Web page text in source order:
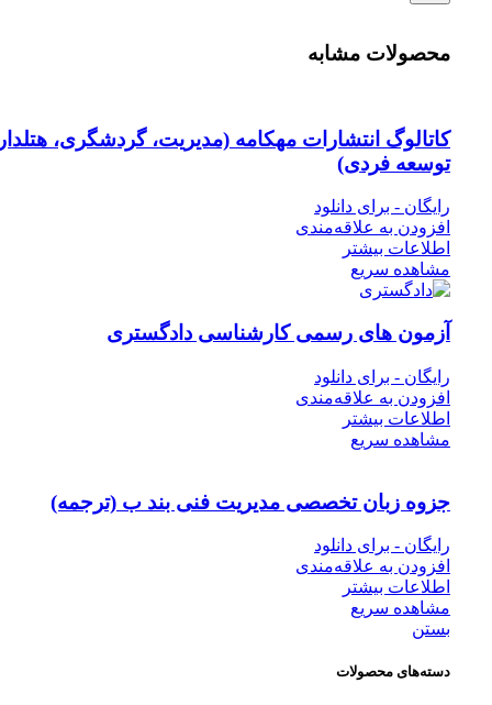
محصولات مشابه
کاتالوگ انتشارات مهکامه (مدیریت، گردشگری،
توسعه فردی)
رایگان - برای دانلود
افزودن به علاقه‌مندی
اطلاعات بیشتر
مشاهده سریع
آزمون های رسمی کارشناسی دادگستری
رایگان - برای دانلود
افزودن به علاقه‌مندی
اطلاعات بیشتر
مشاهده سریع
جزوه زبان تخصصی مدیریت فنی بند ب (ترجمه)
رایگان - برای دانلود
افزودن به علاقه‌مندی
اطلاعات بیشتر
مشاهده سریع
بستن
دسته‌های محصولات